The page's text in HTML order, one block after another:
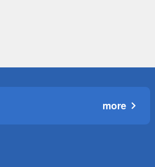
more